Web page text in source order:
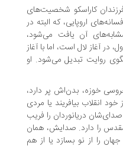
کاراسکو شخصیت‌های
اروپایی، که البته در
آن یافت می‌شود،
لال است، اما با آغاز
تبدیل می‌شود. او
بدن‌اش پر دارد،
بیافریند یا مردی
دریانوردان را فریب
دارد. صدایش، همان
نو بسازد یا از هم